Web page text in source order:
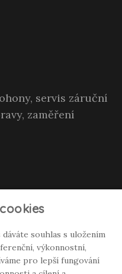
servis záruční
zaměření
Polívková
souhlas s uložením
výkonnostní,
pro lepší fungování